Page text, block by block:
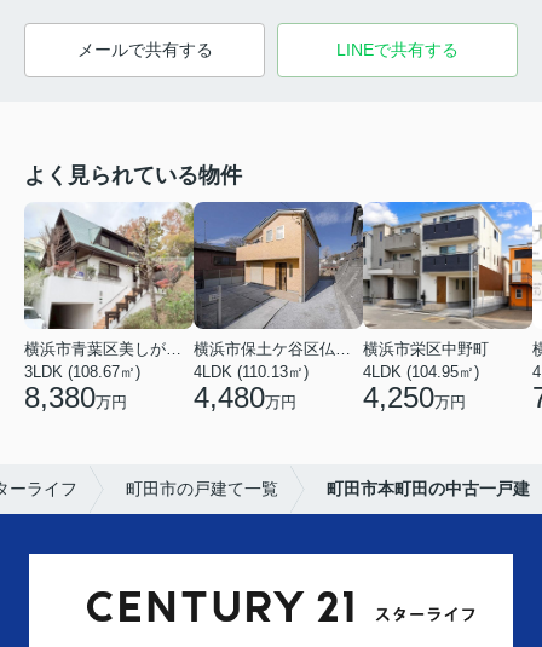
メールで共有する LINEで共有する
よく見られている物件
3LDK (108.67㎡)
8,380万円
4LDK (110.13㎡)
4,480万円
横浜市栄区中野町
4LDK (104.95㎡)
4,250万円
ーライフ 町田市の戸建て一覧 町田市本町田の中古一戸建